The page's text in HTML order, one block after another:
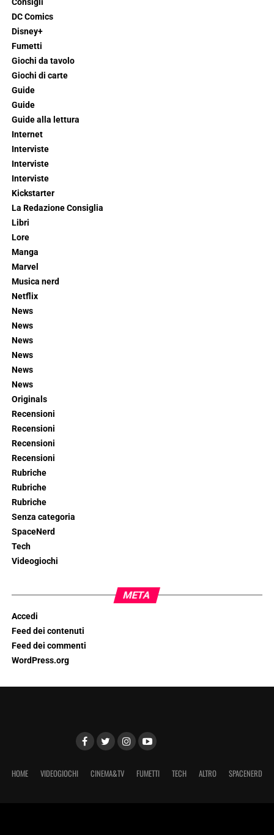
Consigli
DC Comics
Disney+
Fumetti
Giochi da tavolo
Giochi di carte
Guide
Guide
Guide alla lettura
Internet
Interviste
Interviste
Interviste
Kickstarter
La Redazione Consiglia
Libri
Lore
Manga
Marvel
Musica nerd
Netflix
News
News
News
News
News
News
Originals
Recensioni
Recensioni
Recensioni
Recensioni
Rubriche
Rubriche
Rubriche
Senza categoria
SpaceNerd
Tech
Videogiochi
META
Accedi
Feed dei contenuti
Feed dei commenti
WordPress.org
HOME VIDEOGIOCHI CINEMA&TV FUMETTI TECH ALTRO SPACENERD